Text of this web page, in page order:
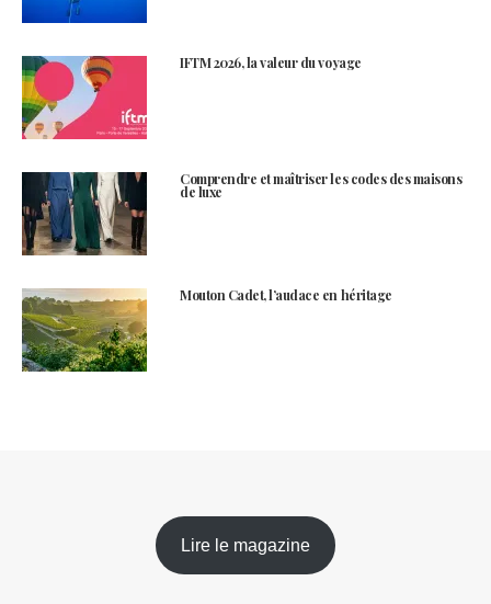
IFTM 2026, la valeur du voyage
Comprendre et maîtriser les codes des maisons
de luxe
Mouton Cadet, l’audace en héritage
Lire le magazine